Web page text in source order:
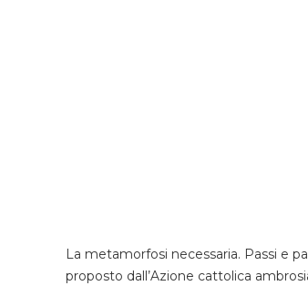
La metamorfosi necessaria. Passi e
proposto dall’Azione cattolica